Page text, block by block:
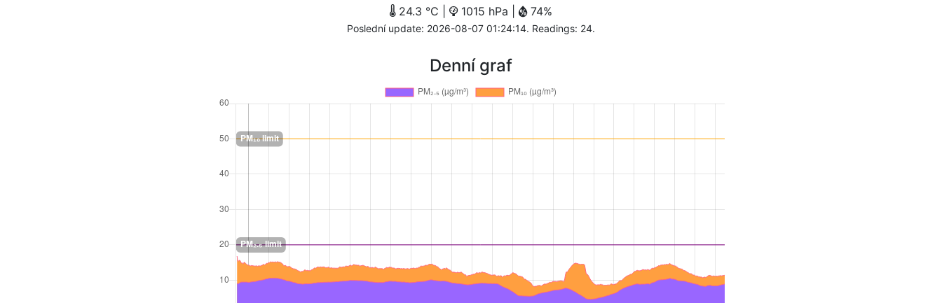
24.3 °C | 1015 hPa | 74%
Poslední update: 2026-08-07 01:24:14. Readings: 24.
Denní graf